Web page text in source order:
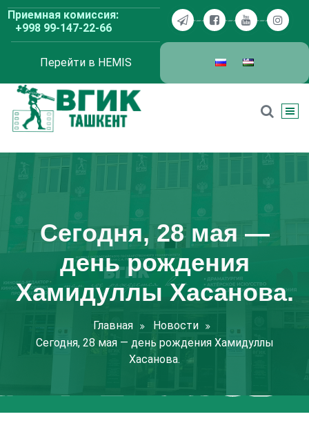
Перейти
содержимому
Приемная комиссия:
+998 99-147-22-66
Перейти в HEMIS
Сегодня, 28 мая —
день рождения
Хамидуллы Хасанова.
Главная
Новости
Сегодня, 28 мая — день рождения Хамидуллы
Хасанова.